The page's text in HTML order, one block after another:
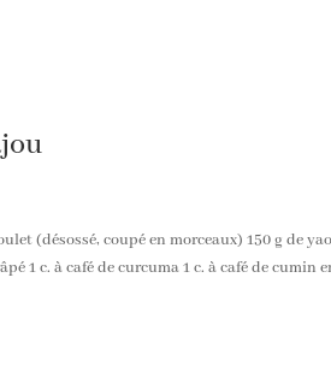
(désossé, coupé en morceaux) 150 g de
1 c. à café de curcuma 1 c. à café de cumin